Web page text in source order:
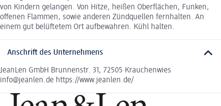
von Kindern gelangen. Von Hitze, heißen Oberflächen, Funken,
offenen Flammen, sowie anderen Zündquellen fernhalten. An
einem gut belüftetem Ort aufbewahren. Kühl halten.
Anschrift des Unternehmens
JeanLen GmbH Brunnenstr. 31, 72505 Krauchenwies
info@jeanlen.de https://www.jeanlen.de/